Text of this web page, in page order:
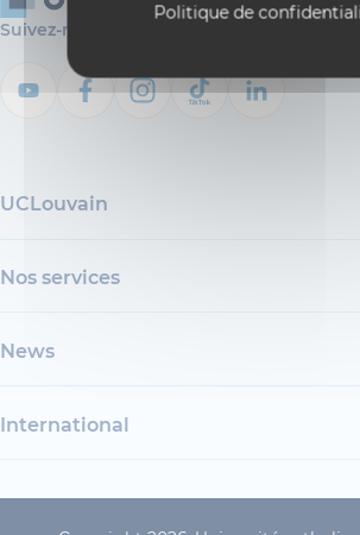
Politique de
Suivez-nous
UCLouvain
Nos services
News
International